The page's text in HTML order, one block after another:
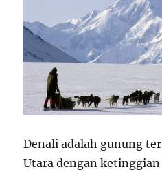
Denali adalah gunung
Utara dengan